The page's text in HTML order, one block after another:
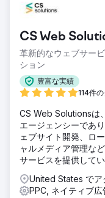
CS Web
革新的なウェブサー
ション
豊富な実績
114件
CS Web Solutionsは
エージェンシーであ
ェブサイト開発、ロ
ャルメディア管理な
サービスを提供してい
United States でア
PPC, ネイティブ広